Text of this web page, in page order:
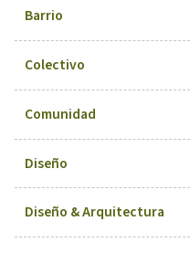
Barrio
Colectivo
Comunidad
Diseño
Diseño & Arquitectura